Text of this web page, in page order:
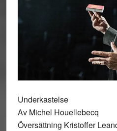
Underkastelse
Av Michel Houellebecq
Översättning Kristoffer